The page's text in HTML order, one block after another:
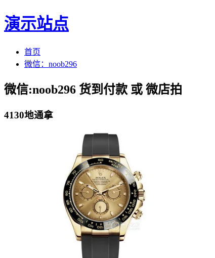
演示站点
首页
微信：noob296
微信:noob296 货到付款 或 微店拍
4130地通拿